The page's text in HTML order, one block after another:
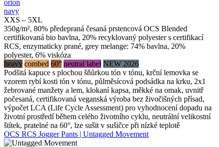
orion
navy
XXS – 5XL
350g/m², 80% předepraná česaná prstencová OCS Blended
certifikovaná bio bavlna, 20% recyklovaný polyester s certifikací
RCS, enzymaticky prané, grey melange: 74% bavlna, 20%
polyester, 6% viskóza
heavy combed 60° neutral label NEW 2026
Podšitá kapuce s plochou šňůrkou tón v tónu, krční lemovka se
vzorem rybí kosti tón v tónu, půlměsícová podsádka na krku, 2x1
žebrované manžety a lem, klokaní kapsa, měkké na omak, uvnitř
počesaná, certifikovaná veganská výroba bez živočišných přísad,
výpočet LCA (Life Cycle Assessment) pro vyhodnocení dopadu na
životní prostředí během celého životního cyklu, neutrální velikostní
štítek, pratelné na 60°, lze sušit v sušičce při nízké teplotě
OCS RCS Jogger Pants | Untagged Movement